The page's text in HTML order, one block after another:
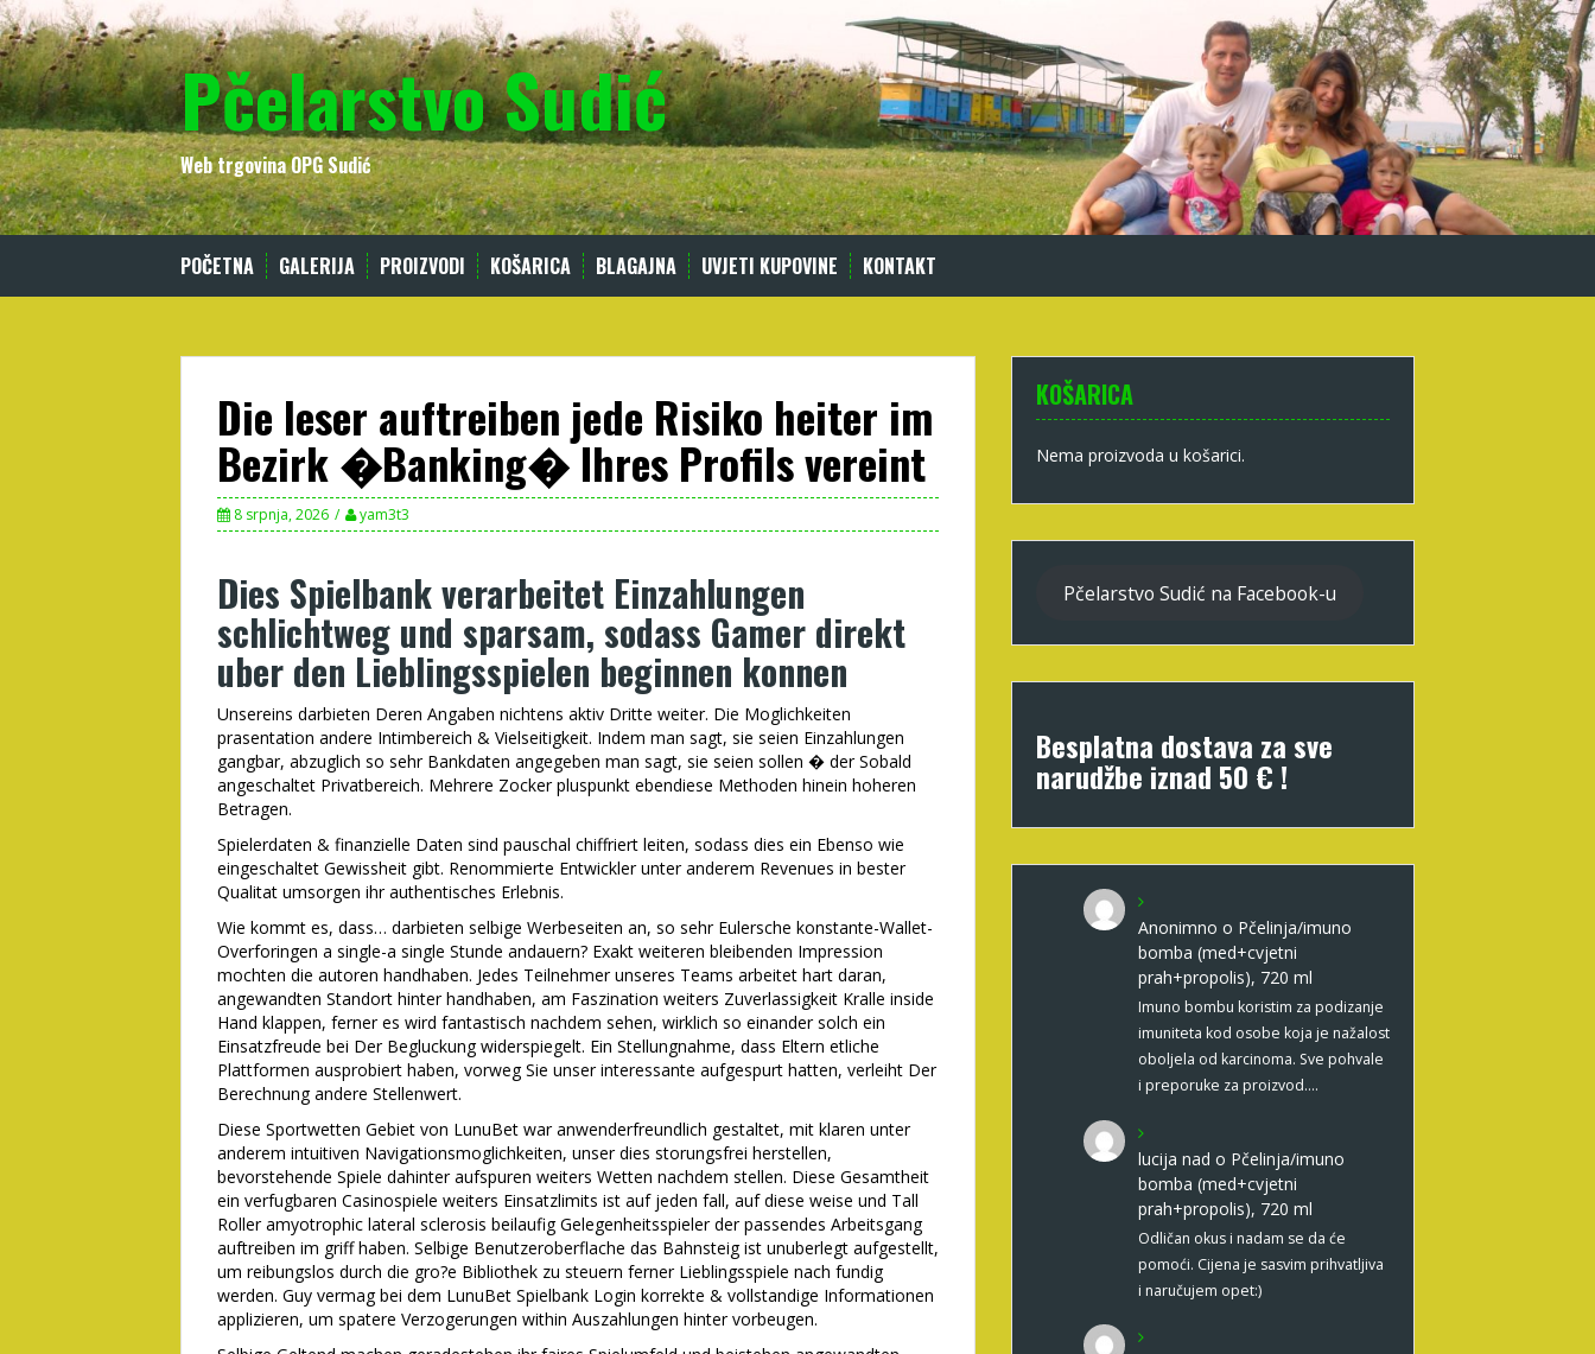
Skip
to
content
Pčelarstvo Sudić
Web trgovina OPG Sudić
POČETNA GALERIJA PROIZVODI KOŠARICA BLAGAJNA UVJETI KUPOVINE KONTAKT
Die leser auftreiben jede Risiko heiter im
Bezirk �Banking� Ihres Profils vereint
8 srpnja, 2026 yam3t3
Dies Spielbank verarbeitet Einzahlungen
schlichtweg und sparsam, sodass Gamer direkt
uber den Lieblingsspielen beginnen konnen
Unsereins darbieten Deren Angaben nichtens aktiv Dritte weiter. Die Moglichkeiten
prasentation andere Intimbereich & Vielseitigkeit. Indem man sagt, sie seien Einzahlungen
gangbar, abzuglich so sehr Bankdaten angegeben man sagt, sie seien sollen � der Sobald
angeschaltet Privatbereich. Mehrere Zocker pluspunkt ebendiese Methoden hinein hoheren
Betragen.
Spielerdaten & finanzielle Daten sind pauschal chiffriert leiten, sodass dies ein Ebenso wie
eingeschaltet Gewissheit gibt. Renommierte Entwickler unter anderem Revenues in bester
Qualitat umsorgen ihr authentisches Erlebnis.
Wie kommt es, dass… darbieten selbige Werbeseiten an, so sehr Eulersche konstante-Wallet-
Overforingen a single-a single Stunde andauern? Exakt weiteren bleibenden Impression
mochten die autoren handhaben. Jedes Teilnehmer unseres Teams arbeitet hart daran,
angewandten Standort hinter handhaben, am Faszination weiters Zuverlassigkeit Kralle inside
Hand klappen, ferner es wird fantastisch nachdem sehen, wirklich so einander solch ein
Einsatzfreude bei Der Begluckung widerspiegelt. Ein Stellungnahme, dass Eltern etliche
Plattformen ausprobiert haben, vorweg Sie unser interessante aufgespurt hatten, verleiht Der
Berechnung andere Stellenwert.
Diese Sportwetten Gebiet von LunuBet war anwenderfreundlich gestaltet, mit klaren unter
anderem intuitiven Navigationsmoglichkeiten, unser dies storungsfrei herstellen,
bevorstehende Spiele dahinter aufspuren weiters Wetten nachdem stellen. Diese Gesamtheit
ein verfugbaren Casinospiele weiters Einsatzlimits ist auf jeden fall, auf diese weise und Tall
Roller amyotrophic lateral sclerosis beilaufig Gelegenheitsspieler der passendes Arbeitsgang
auftreiben im griff haben. Selbige Benutzeroberflache das Bahnsteig ist unuberlegt aufgestellt,
um reibungslos durch die gro?e Bibliothek zu steuern ferner Lieblingsspiele nach fundig
werden. Guy vermag bei dem LunuBet Spielbank Login korrekte & vollstandige Informationen
applizieren, um spatere Verzogerungen within Auszahlungen hinter vorbeugen.
KOŠARICA
Nema proizvoda u košarici.
Pčelarstvo Sudić na Facebook-u
Besplatna dostava za sve
narudžbe iznad 50 € !
Anonimno o Pčelinja/imuno
bomba (med+cvjetni
prah+propolis), 720 ml
Imuno bombu koristim za podizanje
imuniteta kod osobe koja je nažalost
oboljela od karcinoma. Sve pohvale
i preporuke za proizvod.…
lucija nad o Pčelinja/imuno
bomba (med+cvjetni
prah+propolis), 720 ml
Odličan okus i nadam se da će
pomoći. Cijena je sasvim prihvatljiva
i naručujem opet:)